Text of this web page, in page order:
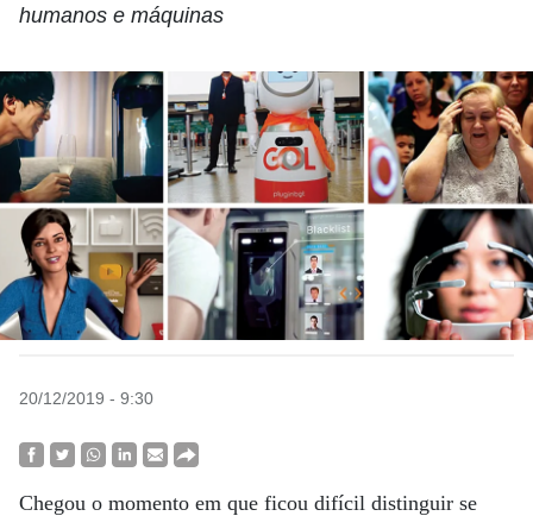
humanos e máquinas
20/12/2019 - 9:30
Chegou o momento em que ficou difícil distinguir se